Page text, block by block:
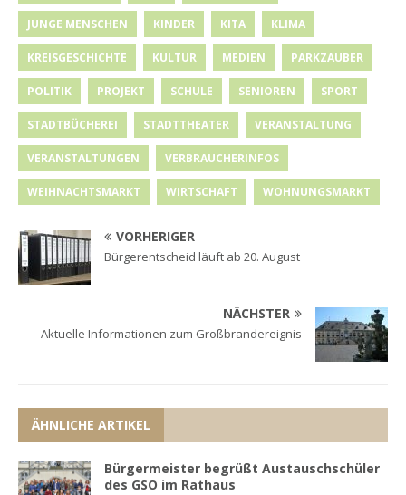
JUNGE MENSCHEN KINDER KITA KLIMA
KREISGESCHICHTE KULTUR MEDIEN PARKZAUBER
POLITIK PROJEKT SCHULE SENIOREN SPORT
STADTBÜCHEREI STADTTHEATER VERANSTALTUNG
VERANSTALTUNGEN VERBRAUCHERINFOS
WEIHNACHTSMARKT WIRTSCHAFT WOHNUNGSMARKT
VORHERIGER
Bürgerentscheid läuft ab 20. August
NÄCHSTER
Aktuelle Informationen zum Großbrandereignis
ÄHNLICHE ARTIKEL
Bürgermeister begrüßt Austauschschüler
des GSO im Rathaus